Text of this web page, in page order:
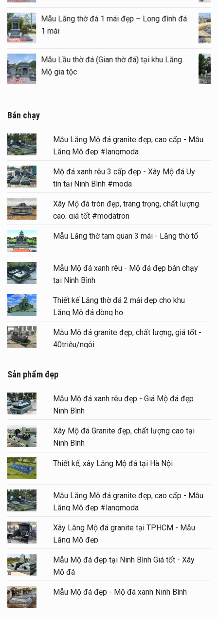
Mẫu Lăng thờ đá 1 mái đẹp – Long đình đá
1 mái
Mẫu Lầu thờ đá (Gian thờ đá) tại khu Lăng
Mộ gia tộc
Bán chạy
Mẫu Lăng Mộ đá granite đẹp, cao cấp - Mẫu
Lăng Mộ đẹp #langmoda
Mộ đá xanh rêu 3 cấp đẹp - Xây Mộ đá Uy
tín tại Ninh Bình #moda
Xây Mộ đá tròn đẹp, trang trọng, chất lượng
cao, giá tốt #modatron
Mẫu Lăng thờ tam quan 3 mái - Lăng thờ tổ
Mẫu Mộ đá xanh rêu - Mộ đá đẹp bán chạy
tại Ninh Bình
Thiết kế Lăng thờ đá 2 mái đẹp cho khu
Lăng Mộ đá dòng họ
Mẫu Mộ đá granite đẹp, chất lượng, giá tốt -
40triệu/ngôi
Sản phẩm đẹp
Mẫu Mộ đá xanh rêu đẹp - Giá Mộ đá đẹp
Ninh Bình
Xây Mộ đá Granite đẹp, chất lượng cao tại
Ninh Bình
Thiết kế, xây Lăng Mộ đá tại Hà Nội
Mẫu Lăng Mộ đá granite đẹp, cao cấp - Mẫu
Lăng Mộ đẹp #langmoda
Xây Lăng Mộ đá granite tại TPHCM - Mẫu
Lăng Mộ đẹp
Mẫu Mộ đá đẹp tại Ninh Bình Giá tốt - Xây
Mộ đá
Mẫu Mộ đá đẹp - Mộ đá xanh Ninh Bình